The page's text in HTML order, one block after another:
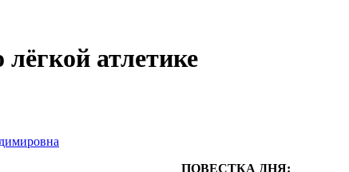
лёгкой атлетике
ПОВЕСТКА ДНЯ: